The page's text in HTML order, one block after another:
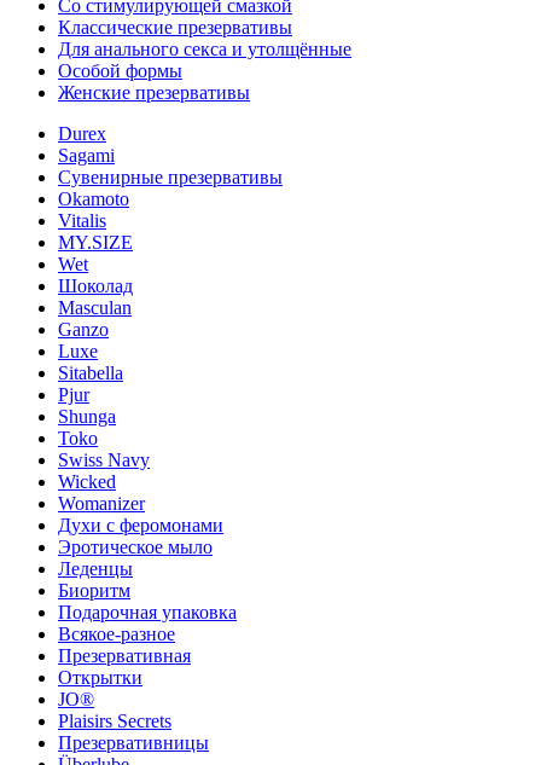
Со стимулирующей смазкой
Классические презервативы
Для анального секса и утолщённые
Особой формы
Женские презервативы
Durex
Sagami
Сувенирные презервативы
Okamoto
Vitalis
MY.SIZE
Wet
Шоколад
Masculan
Ganzo
Luxe
Sitabella
Pjur
Shunga
Toko
Swiss Navy
Wicked
Womanizer
Духи с феромонами
Эротическое мыло
Леденцы
Биоритм
Подарочная упаковка
Всякое-разное
Презервативная
Открытки
JO®
Plaisirs Secrets
Презервативницы